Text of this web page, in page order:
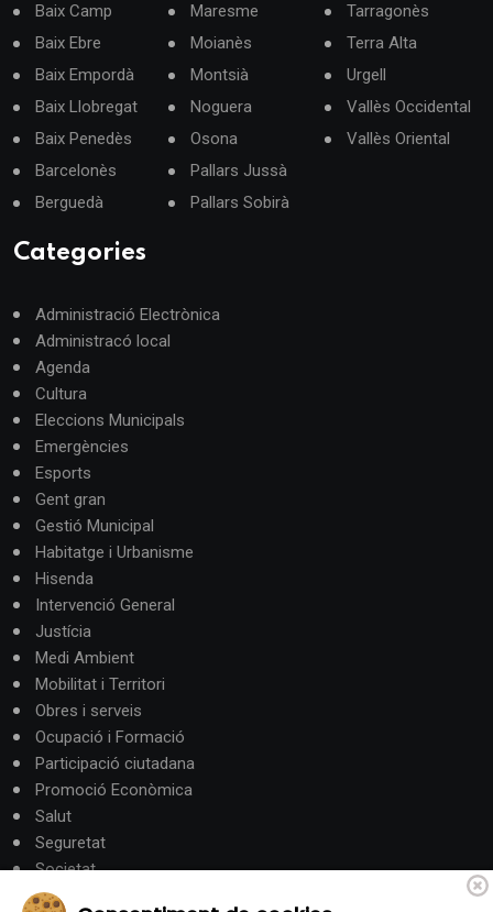
Baix Camp
Baix Ebre
Baix Empordà
Baix Llobregat
Baix Penedès
Barcelonès
Berguedà
Maresme
Moianès
Montsià
Noguera
Osona
Pallars Jussà
Pallars Sobirà
Tarragonès
Terra Alta
Urgell
Vallès Occidental
Vallès Oriental
Categories
Administració Electrònica
Administracó local
Agenda
Cultura
Eleccions Municipals
Emergències
Esports
Gent gran
Gestió Municipal
Habitatge i Urbanisme
Hisenda
Intervenció General
Justícia
Medi Ambient
Mobilitat i Territori
Obres i serveis
Ocupació i Formació
Participació ciutadana
Promoció Econòmica
Salut
Seguretat
Societat
Turisme